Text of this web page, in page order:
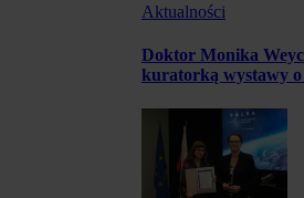
Aktualności
Doktor Monika
kuratorką wystawy o